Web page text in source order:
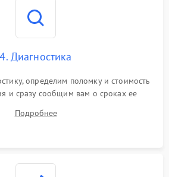
4. Диагностика
определим поломку и стоимость
и сразу сообщим вам о сроках ее
Подробнее